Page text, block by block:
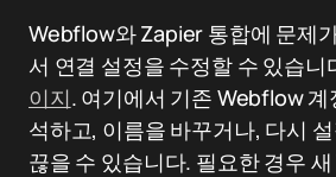
Webflow와 Zapier 통합에 문제
서 연결 설정을 수정할 수 있습니
이지. 여기에서 기존 Webflow
석하고, 이름을 바꾸거나, 다시
끊을 수 있습니다. 필요한 경우